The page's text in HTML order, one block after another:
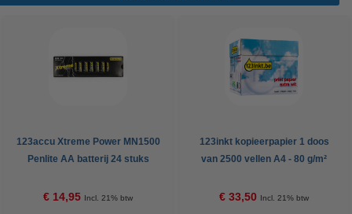
123accu Xtreme Power MN1500
Penlite AA batterij 24 stuks
€ 14,95 Incl. 21% btw
123inkt kopieerpapier 1 doos
van 2500 vellen A4 - 80 g/m²
€ 33,50 Incl. 21% btw